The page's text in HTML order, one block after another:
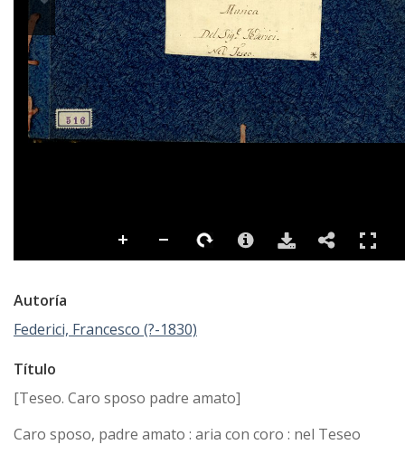
Autoría
Federici, Francesco (?-1830)
Título
[Teseo. Caro sposo padre amato]
Caro sposo, padre amato : aria con coro : nel Teseo